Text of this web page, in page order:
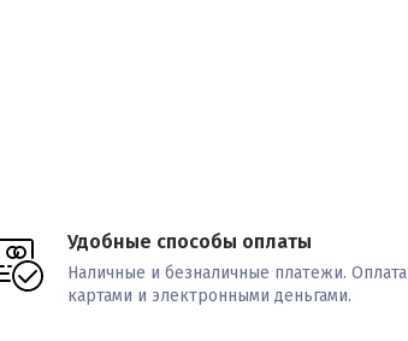
Удобные способы оплаты
Наличные и безналичные платежи. Оплата
картами и электронными деньгами.